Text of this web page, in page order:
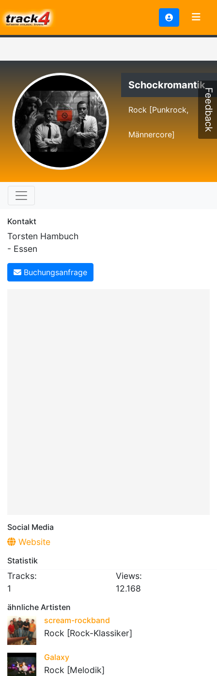
Schockromantik
Rock [Punkrock,
Männercore]
Kontakt
Torsten Hambuch
- Essen
Buchungsanfrage
Social Media
Website
Statistik
Tracks:
1
Views:
12.168
ähnliche Artisten
scream-rockband
Rock [Rock-Klassiker]
Galaxy
Rock [Melodik]
Feedback